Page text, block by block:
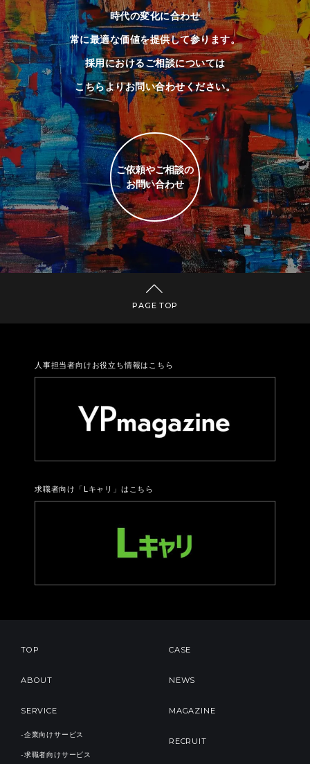
時代の変化に合わせ
常に最適な価値を提供して参ります。
採用におけるご相談については
こちらよりお問い合わせください。
ご依頼やご相談の
お問い合わせ
PAGE TOP
人事担当者向けお役立ち情報はこちら
求職者向け「Lキャリ」はこちら
TOP
ABOUT
SERVICE
-企業向けサービス
-求職者向けサービス
CASE
NEWS
MAGAZINE
RECRUIT